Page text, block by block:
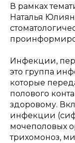
В рамках
Наталья
Инфекции,
это группа
которые
полового
здоровому.
инфекции
мочеполовых
трихомоноз,